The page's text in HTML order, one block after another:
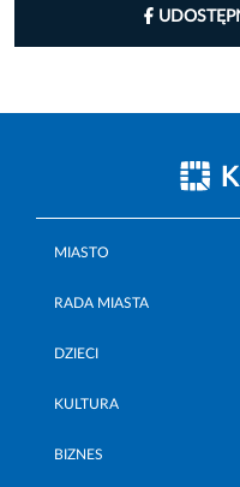
MIASTO
RADA MIASTA
DZIECI
KULTURA
BIZNES